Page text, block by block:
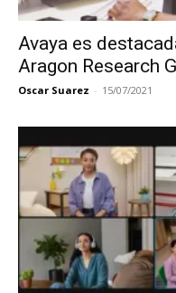
Avaya es
Aragon Research
Oscar Suarez - 15/07/2021